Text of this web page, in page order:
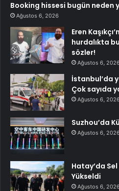
Booking hissesi bugün neden
Ağustos 6, 2026
Eren
hurdalıkta
sözler!
Ağustos 6, 2026
İstanbul’da
Çok sayıda
Ağustos 6, 2026
Suzhou’da
Ağustos 6, 2026
Hatay’da Sel
Yükseldi
Ağustos 6, 2026